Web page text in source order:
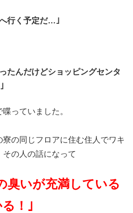
行く予定だ…｣
たんだけどショッピングセンタ
っていました。
の同じフロアに住む住人でワキ
の人の話になって
臭いが充満している
！｣